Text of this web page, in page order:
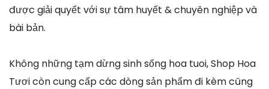
được giải quyết với sự tâm huyết & chuyên nghiệp và
bài bản.
Không những tạm dừng sinh sống hoa tuoi, Shop Hoa
Tươi còn cung cấp các dòng sản phẩm đi kèm cũng